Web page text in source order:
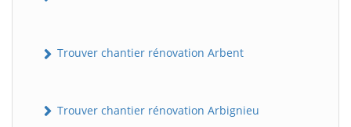
Trouver chantier rénovation Arbent
Trouver chantier rénovation Arbignieu